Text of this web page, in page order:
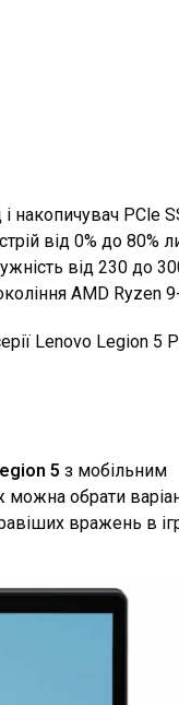
накопичувач PCle
від 0% до 80%
від 230 до
AMD Ryzen
Lеnovo Lеgion 5
5 з мобільним
обрати
вражень в